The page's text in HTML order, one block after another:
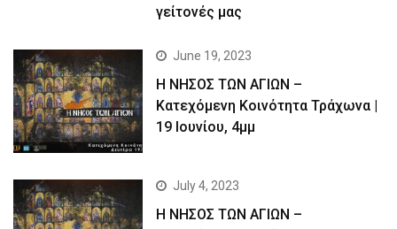
γείτονές μας
June 19, 2023
Η ΝΗΣΟΣ ΤΩΝ ΑΓΙΩΝ –
Kατεχόμενη Κοινότητα Τράχωνα |
19 Ιουνίου, 4μμ
July 4, 2023
Η ΝΗΣΟΣ ΤΩΝ ΑΓΙΩΝ –